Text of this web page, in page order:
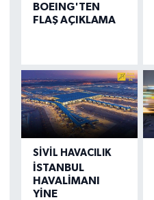
BOEING'TEN
FLAŞ AÇIKLAMA
SIVIL HAVACILIK
İSTANBUL
HAVALİMANI
YİNE